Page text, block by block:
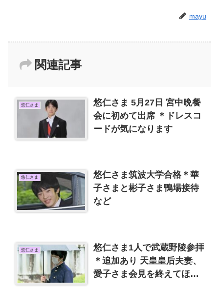
mayu
関連記事
悠仁さま
悠仁さま 5月27日 宮中晩餐
会に初めて出席 ＊ドレスコ
ードが気になります
悠仁さま
悠仁さま筑波大学合格＊華
子さまと彬子さま鴨場接待
など
悠仁さま
悠仁さま1人で武蔵野陵参拝
＊追加あり 天皇皇后夫妻、
愛子さま会見を終えてほっ